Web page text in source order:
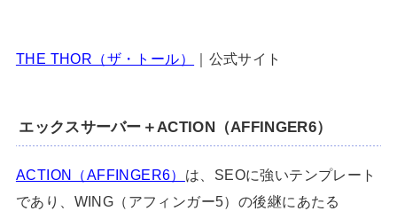
THE THOR（ザ・トール） ｜公式サイト
エックスサーバー＋ACTION（AFFINGER6）
ACTION（AFFINGER6） は、SEOに強いテンプレート
であり、WING（アフィンガー5）の後継にあたる